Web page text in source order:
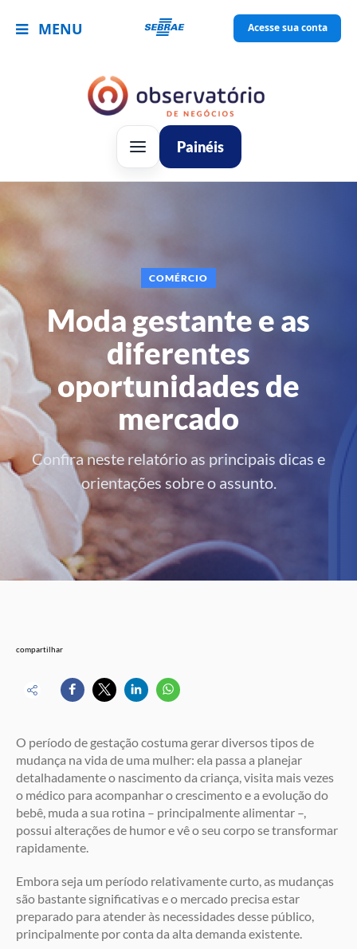
MENU Acesse sua conta
Painéis
COMÉRCIO
Moda gestante e as
diferentes
oportunidades de
mercado
Confira neste relatório as principais dicas e
orientações sobre o assunto.
compartilhar
O período de gestação costuma gerar diversos tipos de
mudança na vida de uma mulher: ela passa a planejar
detalhadamente o nascimento da criança, visita mais vezes
o médico para acompanhar o crescimento e a evolução do
bebê, muda a sua rotina – principalmente alimentar –,
possui alterações de humor e vê o seu corpo se transformar
rapidamente.
Embora seja um período relativamente curto, as mudanças
são bastante significativas e o mercado precisa estar
preparado para atender às necessidades desse público,
principalmente por conta da alta demanda existente.